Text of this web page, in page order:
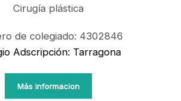
Cirugía plástica
de colegiado: 4302846
Adscripción: Tarragona
Más informacion